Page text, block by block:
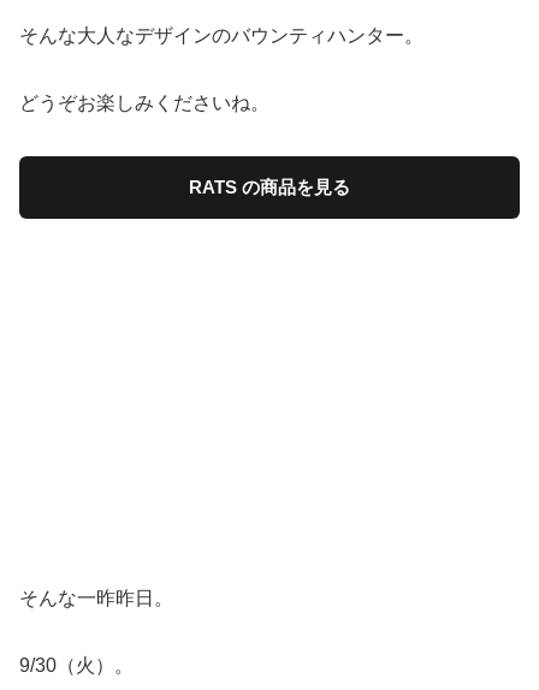
そんな大人なデザインのバウンティハンター。
どうぞお楽しみくださいね。
RATS の商品を見る
そんな一昨昨日。
9/30（火）。